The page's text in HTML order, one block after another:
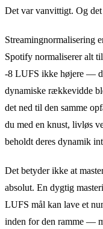
Det var vanvittigt. Og
Streamingnormalisering
Spotify normaliserer alt
-8 LUFS ikke højere —
dynamiske rækkevidde
det ned til den samme
du med en knust, livløs
beholdt deres dynamik
Det betyder ikke at
absolut. En dygtig
LUFS mål kan lave et
inden for den ramme —